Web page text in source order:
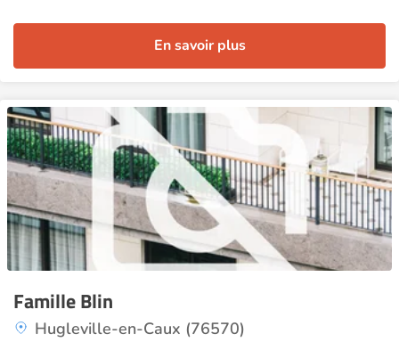
En savoir plus
Famille Blin
Hugleville-en-Caux (76570)